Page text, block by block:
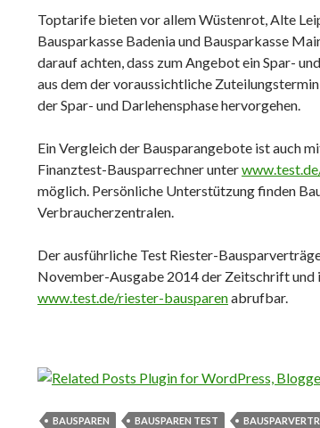
Toptarife bieten vor allem Wüstenrot, Alte
Bausparkasse Badenia und Bausparkasse
darauf achten, dass zum Angebot ein Spar-
aus dem der voraussichtliche
der Spar- und Darlehensphase hervorgehen.
Ein Vergleich der Bausparangebote ist auch
Finanztest-Bausparrechner unter
möglich. Persönliche Unterstützung finden
Verbraucherzentralen.
Der ausführliche Test Riester-
November-Ausgabe 2014 der Zeitschrift und
www.test.de/riester-bausparenabrufbar.
BAUSPAREN BAUSPAREN TEST